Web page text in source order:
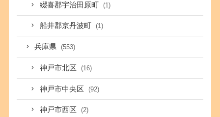
綴喜郡宇治田原町 (1)
船井郡京丹波町 (1)
兵庫県 (553)
神戸市北区 (16)
神戸市中央区 (92)
神戸市西区 (2)